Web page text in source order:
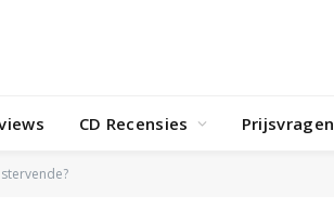
CD Recensies Prijsvragen